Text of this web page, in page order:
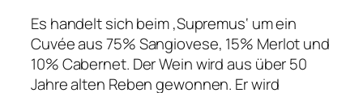
Es handelt sich beim ‚Supremus‘ um ein
Cuvée aus 75% Sangiovese, 15% Merlot und
10% Cabernet. Der Wein wird aus über 50
Jahre alten Reben gewonnen. Er wird